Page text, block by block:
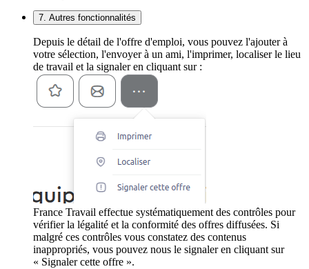
7. Autres fonctionnalités
Depuis le détail de l'offre d'emploi, vous pouvez l'ajouter à
votre sélection, l'envoyer à un ami, l'imprimer, localiser le lieu
de travail et la signaler en cliquant sur :
France Travail effectue systématiquement des contrôles pour
vérifier la légalité et la conformité des offres diffusées. Si
malgré ces contrôles vous constatez des contenus
inappropriés, vous pouvez nous le signaler en cliquant sur
« Signaler cette offre ».